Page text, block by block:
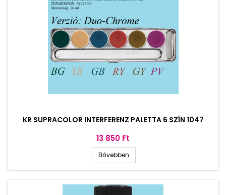
KR SUPRACOLOR INTERFERENZ PALETTA 6 SZÍN 1047
Ár
13 850 Ft
Bővebben